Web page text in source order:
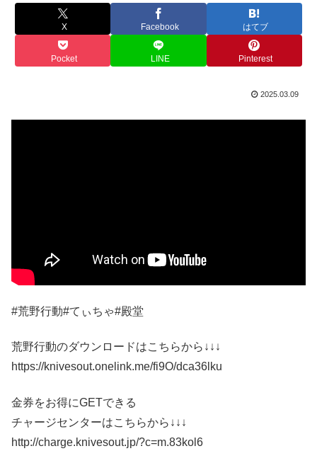
X Facebook はてブ
Pocket LINE Pinterest
2025.03.09
#荒野行動#てぃちゃ#殿堂
荒野行動のダウンロードはこちらから↓↓↓
https://knivesout.onelink.me/fi9O/dca36lku
金券をお得にGETできる
チャージセンターはこちらから↓↓↓
http://charge.knivesout.jp/?c=m.83kol6